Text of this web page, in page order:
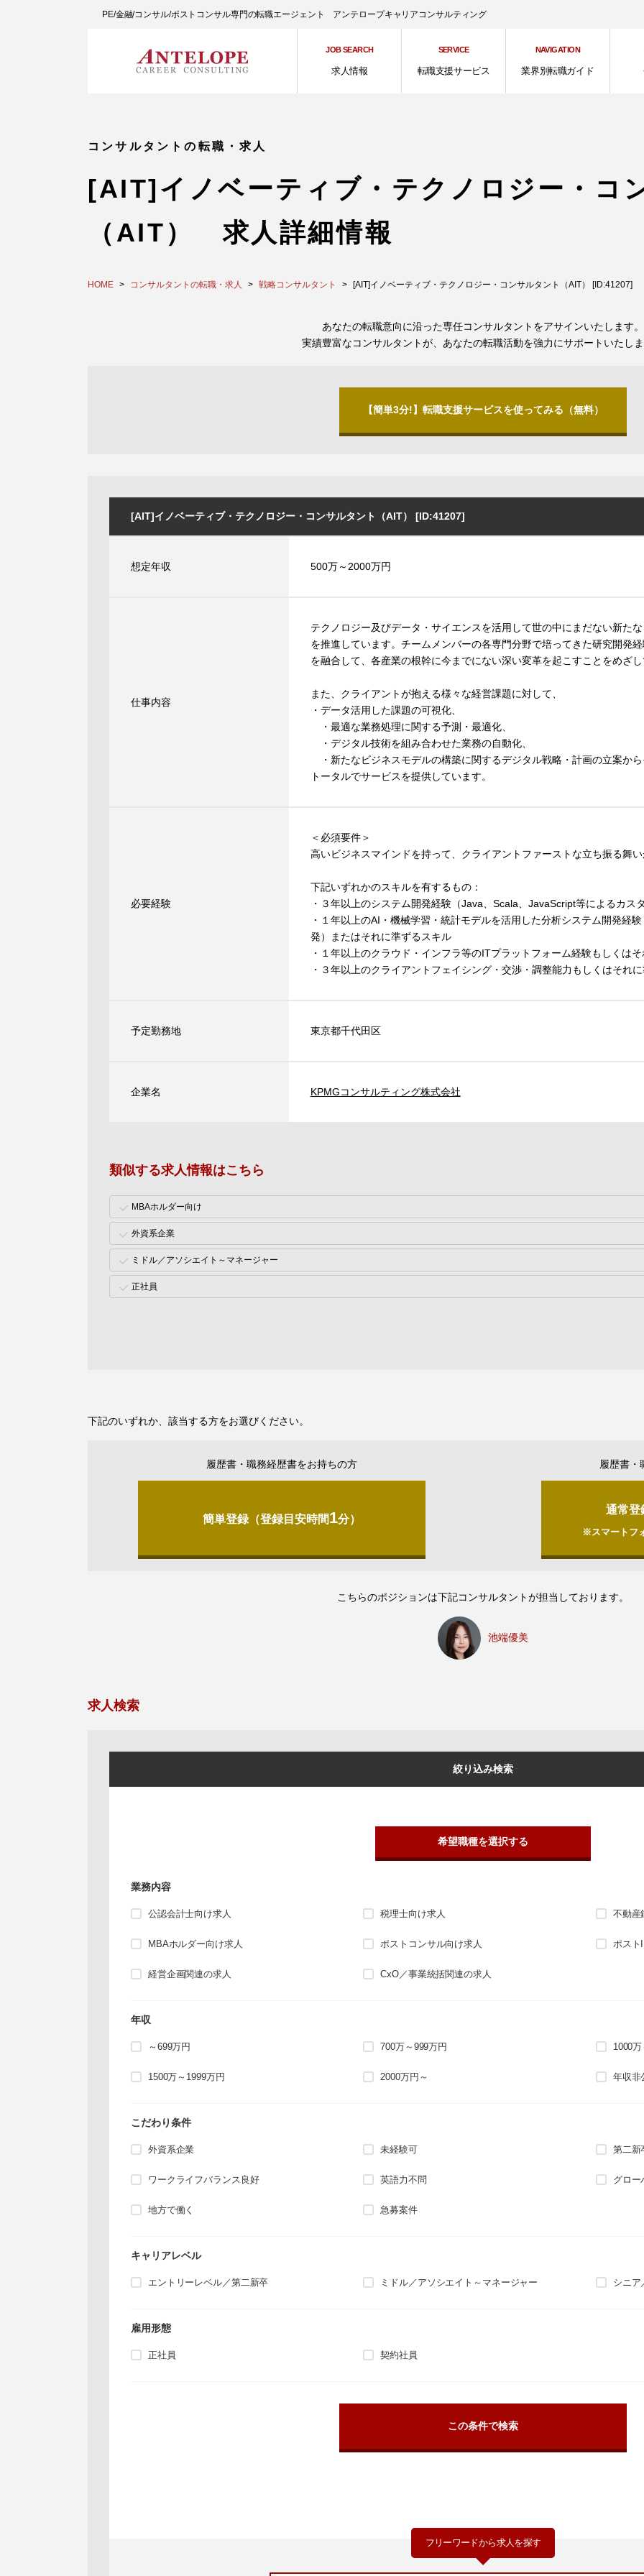
PE/金融/コンサル/ポストコンサル専門の転職エージェント アンテロープキャリアコンサルティング
JOB SEARCH
求人情報
SERVICE
転職支援サービス
NAVIGATION
業界別転職ガイド
コンサルタントの転職・求人
[AIT]イノベーティブ・テクノロジー・コ
（AIT） 求人詳細情報
HOME コンサルタントの転職・求人 戦略コンサルタント [AIT]イノベーティブ・テクノロジー・コンサルタント（AIT） [ID:41207]
あなたの転職意向に沿った専任コンサルタントをアサインいたします。
実績豊富なコンサルタントが、あなたの転職活動を強力にサポートいたしま
【簡単3分!】転職支援サービスを使ってみる（無料）
[AIT]イノベーティブ・テクノロジー・コンサルタント（AIT） [ID:41207]
想定年収 500万～2000万円
仕事内容
テクノロジー及びデータ・サイエンスを活用して世の中にまだない新た
を推進しています。チームメンバーの各専門分野で培ってきた研究開発
を融合して、各産業の根幹に今までにない深い変革を起こすことをめざし
また、クライアントが抱える様々な経営課題に対して、
・データ活用した課題の可視化、
・最適な業務処理に関する予測・最適化、
・デジタル技術を組み合わせた業務の自動化、
・新たなビジネスモデルの構築に関するデジタル戦略・計画の立案か
トータルでサービスを提供しています。
必要経験
＜必須要件＞
高いビジネスマインドを持って、クライアントファーストな立ち振る舞い
下記いずれかのスキルを有するもの：
・３年以上のシステム開発経験（Java、Scala、JavaScript等によるカス
・１年以上のAI・機械学習・統計モデルを活用した分析システム開発経
発）またはそれに準ずるスキル
・１年以上のクラウド・インフラ等のITプラットフォーム経験もしくは
・３年以上のクライアントフェイシング・交渉・調整能力もしくはそれ
予定勤務地 東京都千代田区
企業名 KPMGコンサルティング株式会社
類似する求人情報はこちら
MBAホルダー向け
外資系企業
ミドル／アソシエイト～マネージャー
正社員
下記のいずれか、該当する方をお選びください。
履歴書・職務経歴書をお持ちの方
簡単登録（登録目安時間1分）
履歴書・
通常登
※スマートフ
こちらのポジションは下記コンサルタントが担当しております。
池端優美
求人検索
絞り込み検索
希望職種を選択する
業務内容
公認会計士向け求人 税理士向け求人 不動産
MBAホルダー向け求人 ポストコンサル向け求人 ポスト
経営企画関連の求人 CxO／事業統括関連の求人
年収
～699万円 700万～999万円 1000
1500万～1999万円 2000万円～ 年収非
こだわり条件
外資系企業 未経験可 第二新
ワークライフバランス良好 英語力不問 グロー
地方で働く 急募案件
キャリアレベル
エントリーレベル／第二新卒 ミドル／アソシエイト～マネージャー シニア
雇用形態
正社員 契約社員
フリーワードから求人を探す